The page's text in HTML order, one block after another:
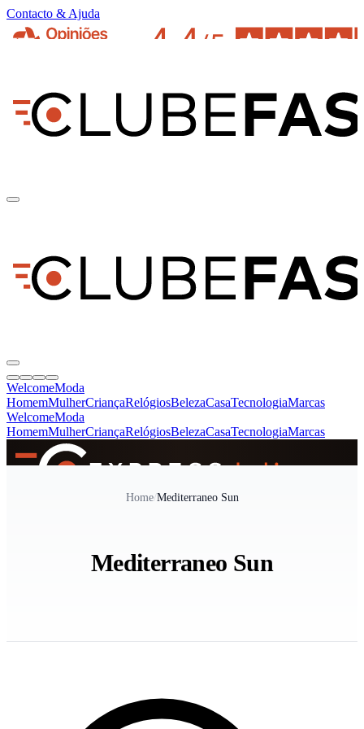
Contacto & Ajuda
WelcomeModa
HomemMulherCriançaRelógiosBelezaCasaTecnologiaMarcas
WelcomeModa
HomemMulherCriançaRelógiosBelezaCasaTecnologiaMarcas
Home/Mediterraneo Sun
Mediterraneo Sun